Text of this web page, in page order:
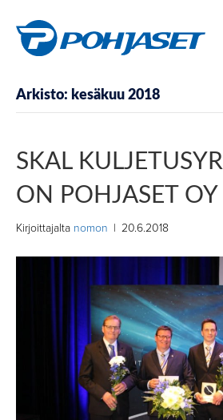
Arkisto: kesäkuu 2018
SKAL
ON POHJASET OY
Kirjoittajalta nomon | 20.6.2018